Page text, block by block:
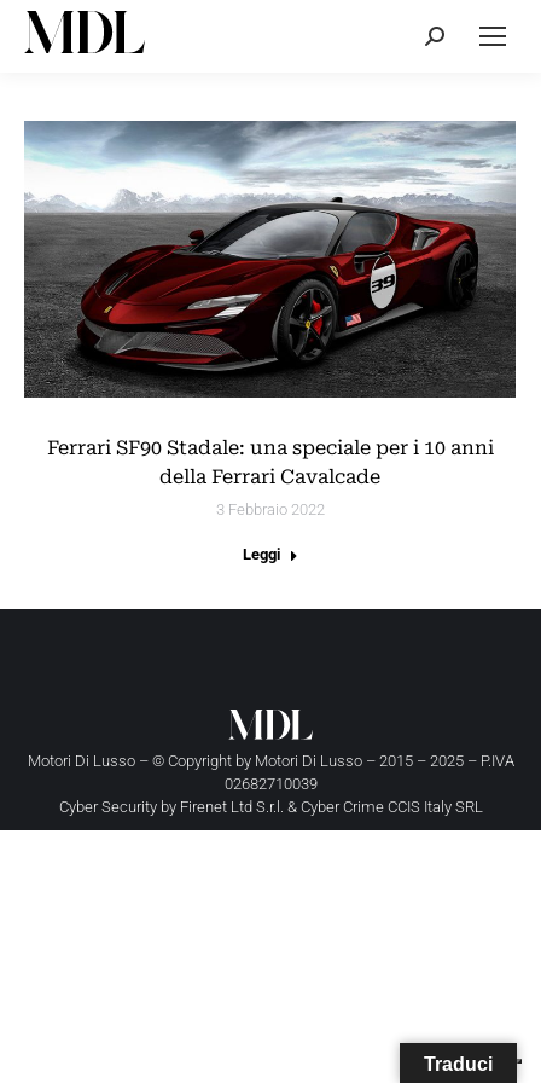
Cerca:
Ferrari SF90 Stadale: una speciale per i 10 anni
della Ferrari Cavalcade
3 Febbraio 2022
Leggi
Motori Di Lusso – © Copyright by Motori Di Lusso– 2015 – 2025 – P.IVA
02682710039
Cyber Security by Firenet Ltd S.r.l. & Cyber Crime CCIS Italy SRL
Traduci